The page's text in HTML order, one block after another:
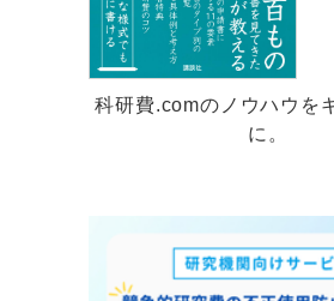
科研費.comのノウハウを
に。